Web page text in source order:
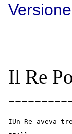
Il Re
IUn Re aveva